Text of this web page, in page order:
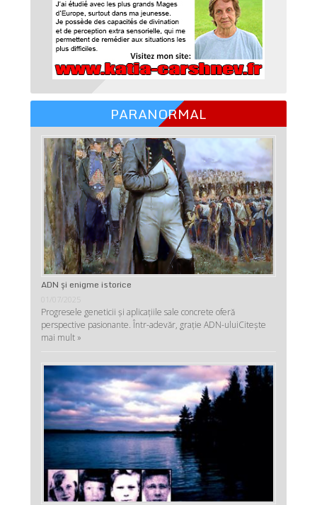
PARANORMAL
ADN şi enigme istorice
01/07/2025
Progresele geneticii şi aplicaţiile sale concrete oferă
perspective pasionante. Într-adevăr, graţie ADN-uluiCitește
mai mult »